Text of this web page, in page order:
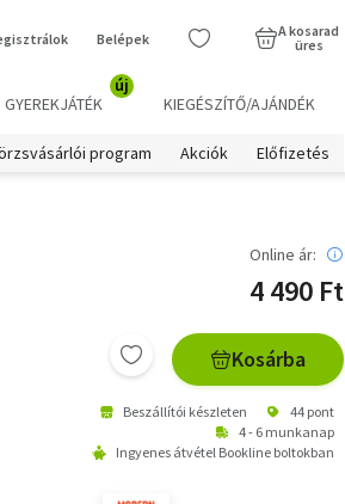
Belépek
A kosarad
üres
GYEREKJÁTÉK
új
KIEGÉSZÍTŐ/AJÁNDÉK
program Akciók Előfizetés
Online ár:
4 490 Ft
Kosárba
Beszállítói készleten
44 pont
4 - 6 munkanap
Ingyenes átvétel Bookline boltokban